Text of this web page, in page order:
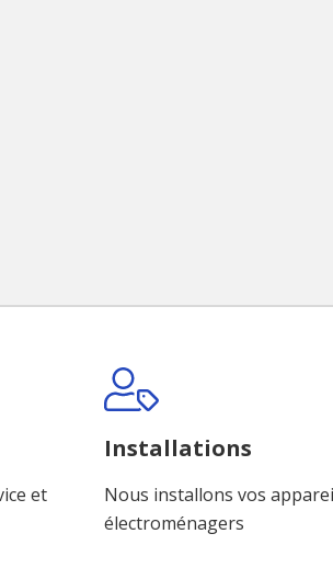
et
Installations
Nous installons vos
électroménagers